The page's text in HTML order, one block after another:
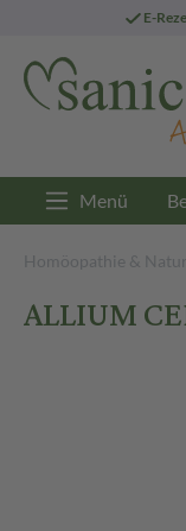
E-
Menü
Homöopathie & Natur
ALLIUM